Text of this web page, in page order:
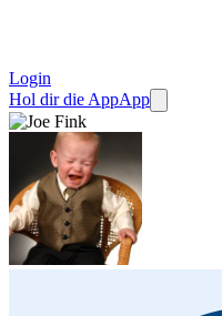
Login
Hol dir die AppApp